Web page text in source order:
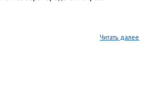
Читать далее